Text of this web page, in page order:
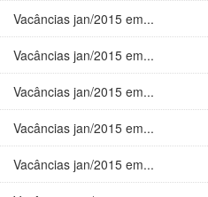
Vacâncias jan/2015 em...
Vacâncias jan/2015 em...
Vacâncias jan/2015 em...
Vacâncias jan/2015 em...
Vacâncias jan/2015 em...